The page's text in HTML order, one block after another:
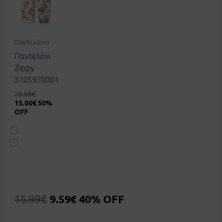
Παντελόνια
Παντελόνι
Zippy
3105970001
29.99€
15.00€ 50%
OFF
15.99€ 9.59€ 40% OFF